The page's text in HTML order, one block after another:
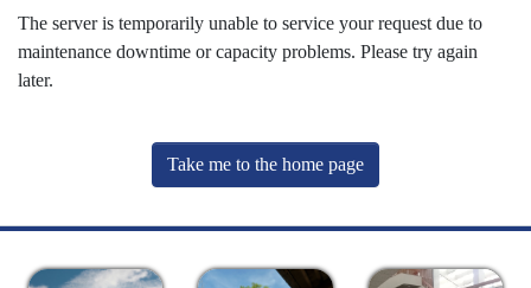
The server is temporarily unable to service your request due to
maintenance downtime or capacity problems. Please try again
later.
Take me to the home page